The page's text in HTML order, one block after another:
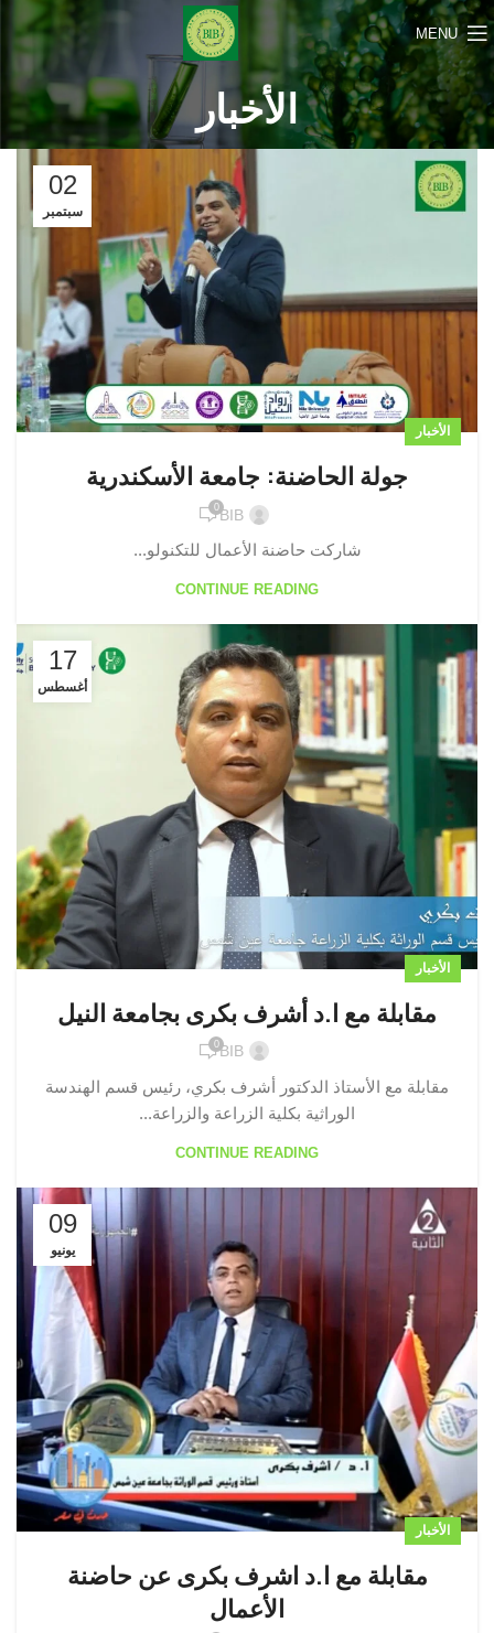
MENU
الأخبار
02
سبتمبر
الأخبار
جولة الحاضنة: جامعة الأسكندرية
BIB
0
شاركت حاضنة الأعمال للتكنولو...
CONTINUE READING
17
أغسطس
الأخبار
مقابلة مع ا.د أشرف بكرى بجامعة النيل
BIB
0
مقابلة مع الأستاذ الدكتور أشرف بكري، رئيس قسم الهندسة
الوراثية بكلية الزراعة والزراعة...
CONTINUE READING
09
يونيو
الأخبار
مقابلة مع ا.د اشرف بكرى عن حاضنة
الأعمال